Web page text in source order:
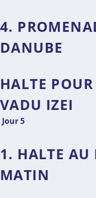
4.
DANUBE
HALTE
VADU IZEI
Jour 5
1. HALTE AU
MATIN